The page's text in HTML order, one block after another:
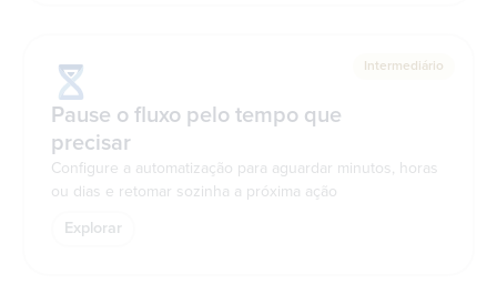
Intermediário
Pause o fluxo pelo tempo que
precisar
Configure a automatização para aguardar minutos, horas
ou dias e retomar sozinha a próxima ação
Explorar